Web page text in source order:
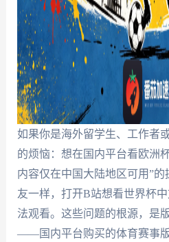
如果你是海外留学生、工作者
的烦恼：想在国内平台看欧洲
内容仅在中国大陆地区可用”
友一样，打开B站想看世界杯
法观看。这些问题的根源，是
——国内平台购买的体育赛事